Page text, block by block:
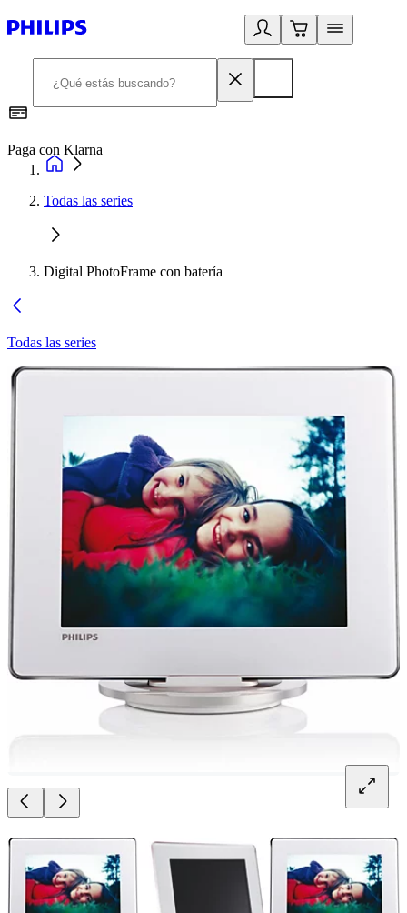
Paga con Klarna
Todas las series
Digital PhotoFrame con batería
Todas las series